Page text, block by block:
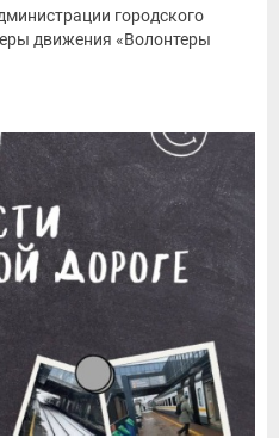
городского
движения «Волонтеры